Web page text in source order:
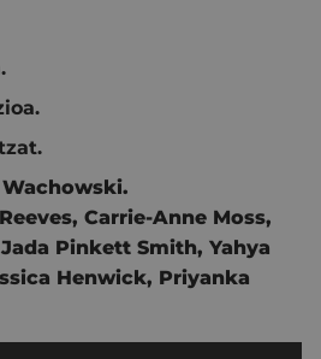
Wachowski.
, Carrie-Anne Moss,
Jada Pinkett Smith, Yahya
Henwick, Priyanka